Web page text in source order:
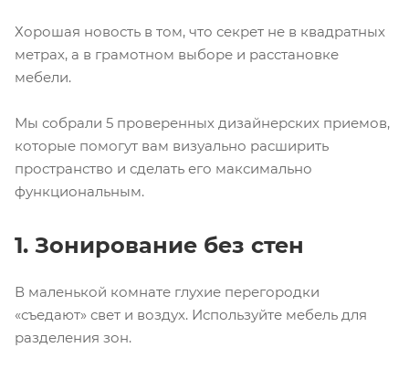
Хорошая новость в том, что секрет не в квадратных
метрах, а в грамотном выборе и расстановке
мебели.
Мы собрали 5 проверенных дизайнерских приемов,
которые помогут вам визуально расширить
пространство и сделать его максимально
функциональным.
1. Зонирование без стен
В маленькой комнате глухие перегородки
«съедают» свет и воздух. Используйте мебель для
разделения зон.